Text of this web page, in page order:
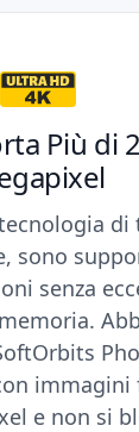
Più di
di
sono
senza
immagini
e non si